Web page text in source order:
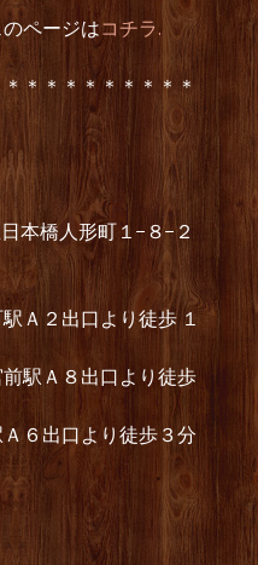
ページはコチラ.
＊＊＊＊＊＊＊＊＊
本橋人形町１−８−２
Ａ２出口より徒歩 １
駅Ａ８出口より徒歩
６出口より徒歩３分